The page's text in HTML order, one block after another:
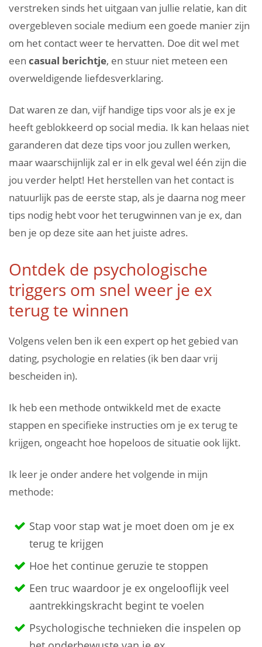
verstreken sinds het uitgaan van jullie relatie, kan dit
overgebleven sociale medium een goede manier zijn
om het contact weer te hervatten. Doe dit wel met
een casual berichtje, en stuur niet meteen een
overweldigende liefdesverklaring.
Dat waren ze dan, vijf handige tips voor als je ex je
heeft geblokkeerd op social media. Ik kan helaas niet
garanderen dat deze tips voor jou zullen werken,
maar waarschijnlijk zal er in elk geval wel één zijn die
jou verder helpt! Het herstellen van het contact is
natuurlijk pas de eerste stap, als je daarna nog meer
tips nodig hebt voor het terugwinnen van je ex, dan
ben je op deze site aan het juiste adres.
Ontdek de psychologische
triggers om snel weer je ex
terug te winnen
Volgens velen ben ik een expert op het gebied van
dating, psychologie en relaties (ik ben daar vrij
bescheiden in).
Ik heb een methode ontwikkeld met de exacte
stappen en specifieke instructies om je ex terug te
krijgen, ongeacht hoe hopeloos de situatie ook lijkt.
Ik leer je onder andere het volgende in mijn
methode:
Stap voor stap wat je moet doen om je ex
terug te krijgen
Hoe het continue geruzie te stoppen
Een truc waardoor je ex ongelooflijk veel
aantrekkingskracht begint te voelen
Psychologische technieken die inspelen op